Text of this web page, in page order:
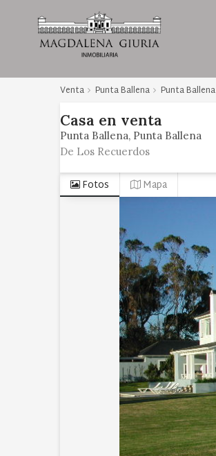
Venta Punta Ballena Punta Ballena
Casa en venta
Punta Ballena Punta Ballena
De Los Recuerdos
Fotos Mapa